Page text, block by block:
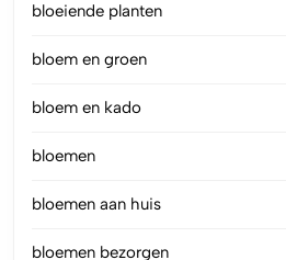
bloeiende planten
bloem en groen
bloem en kado
bloemen
bloemen aan huis
bloemen bezorgen